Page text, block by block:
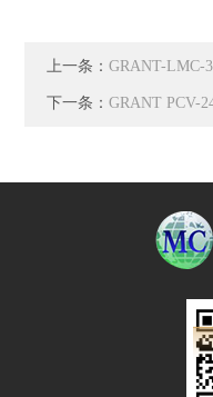
上一条：GRANT-LMC-
下一条：GRANT PCV-